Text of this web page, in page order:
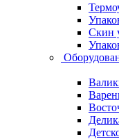
Скин